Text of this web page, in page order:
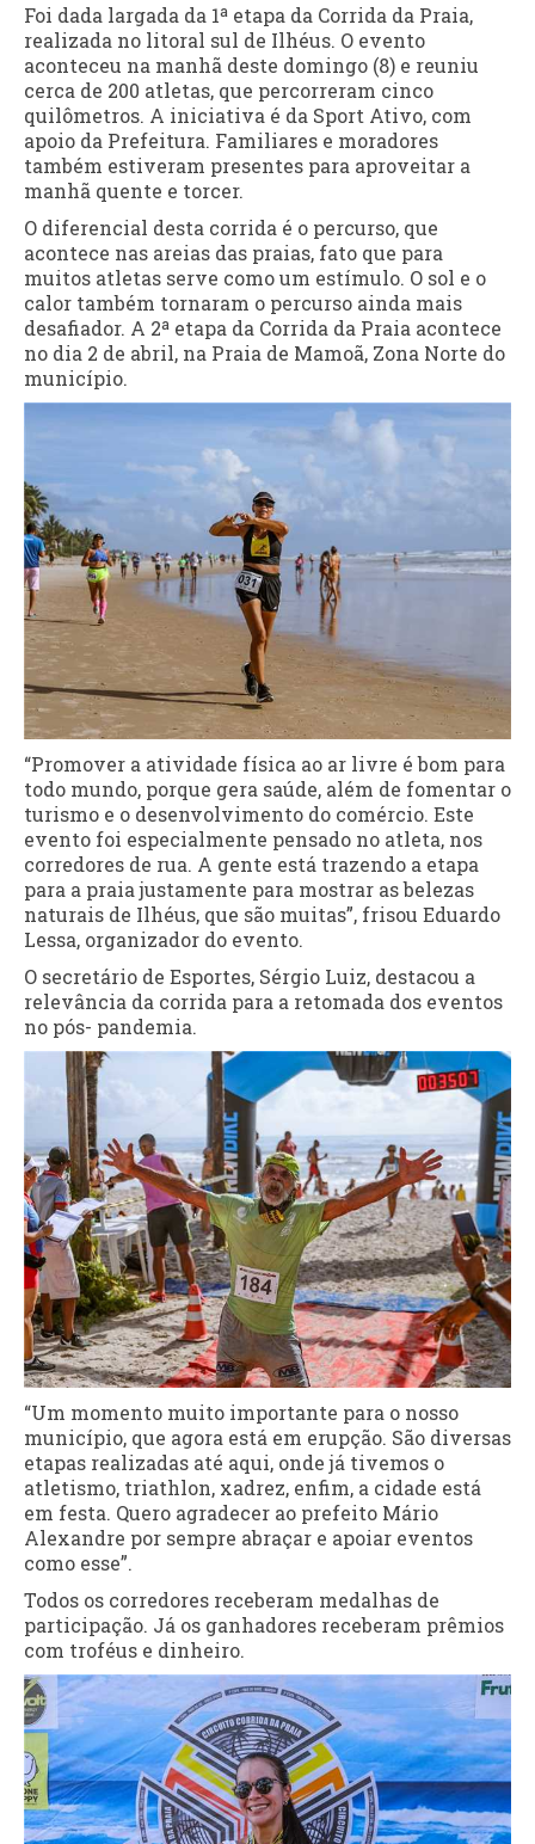
Foi dada largada da 1ª etapa da Corrida da Praia,
realizada no litoral sul de Ilhéus. O evento
aconteceu na manhã deste domingo (8) e reuniu
cerca de 200 atletas, que percorreram cinco
quilômetros. A iniciativa é da Sport Ativo, com
apoio da Prefeitura. Familiares e moradores
também estiveram presentes para aproveitar a
manhã quente e torcer.
O diferencial desta corrida é o percurso, que
acontece nas areias das praias, fato que para
muitos atletas serve como um estímulo. O sol e o
calor também tornaram o percurso ainda mais
desafiador. A 2ª etapa da Corrida da Praia acontece
no dia 2 de abril, na Praia de Mamoã, Zona Norte do
município.
“Promover a atividade física ao ar livre é bom para
todo mundo, porque gera saúde, além de fomentar o
turismo e o desenvolvimento do comércio. Este
evento foi especialmente pensado no atleta, nos
corredores de rua. A gente está trazendo a etapa
para a praia justamente para mostrar as belezas
naturais de Ilhéus, que são muitas”, frisou Eduardo
Lessa, organizador do evento.
O secretário de Esportes, Sérgio Luiz, destacou a
relevância da corrida para a retomada dos eventos
no pós- pandemia.
“Um momento muito importante para o nosso
município, que agora está em erupção. São diversas
etapas realizadas até aqui, onde já tivemos o
atletismo, triathlon, xadrez, enfim, a cidade está
em festa. Quero agradecer ao prefeito Mário
Alexandre por sempre abraçar e apoiar eventos
como esse”.
Todos os corredores receberam medalhas de
participação. Já os ganhadores receberam prêmios
com troféus e dinheiro.